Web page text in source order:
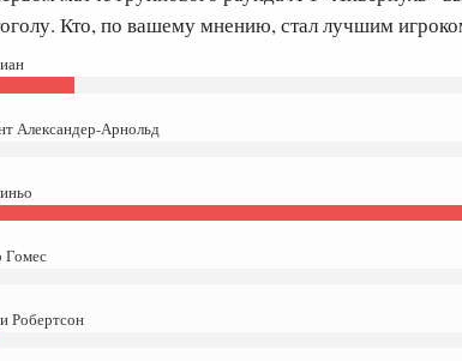
Кто, по вашему мнению, стал лучшим
Александер-Арнольд
Робертсон